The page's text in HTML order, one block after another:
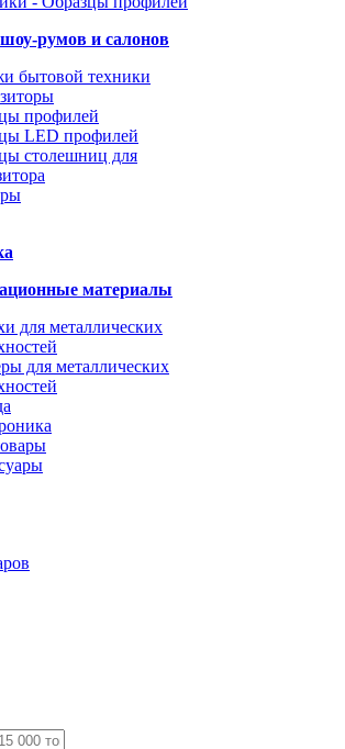
румов и салонов
бытовой техники
профилей
LED профилей
столешниц для
материалы
для металлических
для металлических